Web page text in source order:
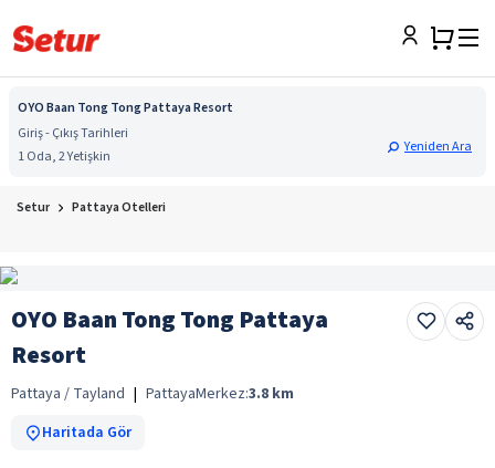
OYO Baan Tong Tong Pattaya Resort
Giriş - Çıkış Tarihleri
1 Oda, 2 Yetişkin
Yeniden Ara
Setur Pattaya Otelleri
OYO Baan Tong Tong Pattaya
Resort
Pattaya / Tayland | PattayaMerkez:3.8 km
Haritada Gör